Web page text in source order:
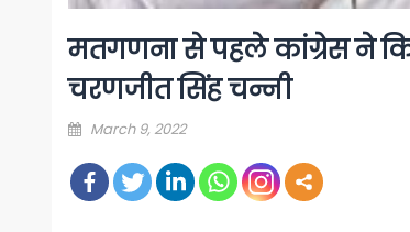
मतगणना से पहले कांग्रेस ने
चरणजीत सिंह चन्नी
Posted
March 9, 2022